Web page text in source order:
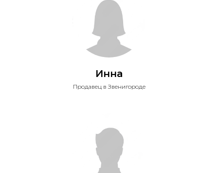
Инна
Продавец в Звенигороде